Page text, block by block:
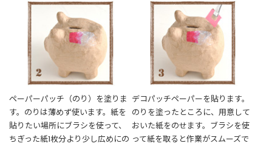
ペーパーパッチ（のり）を塗りま
す。のりは薄めず使います。紙を
貼りたい場所にブラシを使って、
ちぎった紙1枚分より少し広めにの
デコパッチペーパーを貼ります。
のりを塗ったところに、用意して
おいた紙をのせます。ブラシを使
って紙を取ると作業がスムーズで